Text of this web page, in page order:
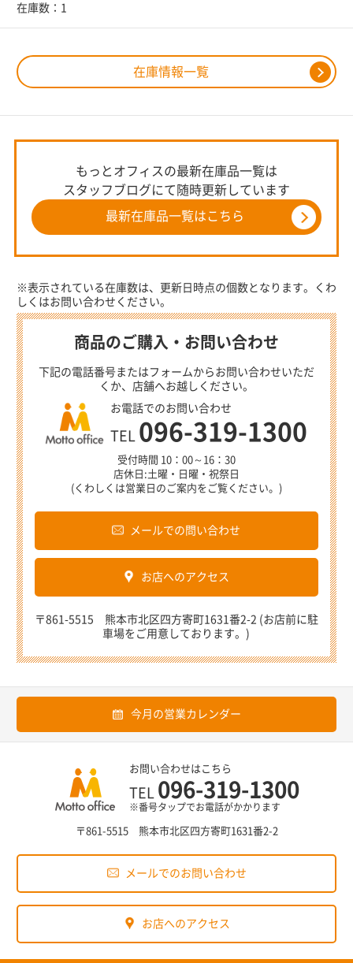
在庫情報一覧
在庫数：1
もっとオフィスの最新在庫品一覧は
スタッフブログにて随時更新しています
最新在庫品一覧はこちら
※表示されている在庫数は、更新日時点の個数となります。くわ
しくはお問い合わせください。
商品のご購入・お問い合わせ
下記の電話番号またはフォームからお問い合わせいただ
くか、店舗へお越しください。
お電話でのお問い合わせ
TEL 096-319-1300
受付時間 10：00～16：30
店休日:土曜・日曜・祝祭日
(くわしくは営業日のご案内をご覧ください。)
メールでの問い合わせ
お店へのアクセス
〒861-5515 熊本市北区四方寄町1631番2-2 (お店前に駐
車場をご用意しております。)
今月の営業カレンダー
お問い合わせはこちら
TEL 096-319-1300
※番号タップでお電話がかかります
〒861-5515 熊本市北区四方寄町1631番2-2
メールでのお問い合わせ
お店へのアクセス